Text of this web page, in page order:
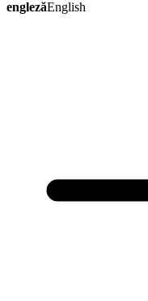
englezăEnglish